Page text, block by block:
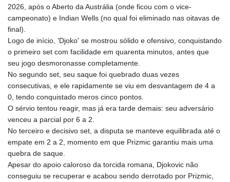
2026, após o Aberto da Austrália (onde ficou com o vice-
campeonato) e Indian Wells (no qual foi eliminado nas oitavas de
final).
Logo de início, 'Djoko' se mostrou sólido e ofensivo, conquistando
o primeiro set com facilidade em quarenta minutos, antes que
seu jogo desmoronasse completamente.
No segundo set, seu saque foi quebrado duas vezes
consecutivas, e ele rapidamente se viu em desvantagem de 4 a
0, tendo conquistado meros cinco pontos.
O sérvio tentou reagir, mas já era tarde demais: seu adversário
venceu a parcial por 6 a 2.
No terceiro e decisivo set, a disputa se manteve equilibrada até o
empate em 2 a 2, momento em que Prizmic garantiu mais uma
quebra de saque.
Apesar do apoio caloroso da torcida romana, Djokovic não
conseguiu se recuperar e acabou sendo derrotado por Prizmic,